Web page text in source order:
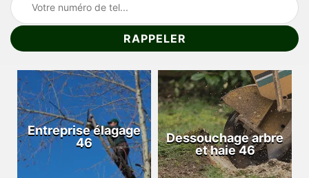
Entreprise élagage
46
Dessouchage arbre
et haie 46